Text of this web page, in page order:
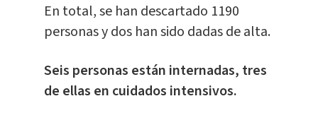
En total, se han descartado 1190
personas y dos han sido dadas de alta.
Seis personas están internadas, tres
de ellas en cuidados intensivos.